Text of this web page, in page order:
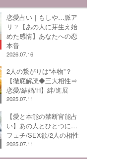
恋愛占い｜もしや…脈ア
リ？【あの人に芽生え始
めた感情】あなたへの恋
本音
2026.07.16
2人の繋がりは“本物”？
【徹底解読◆三大相性⇒
恋愛/結婚/H】絆/進展
2025.07.11
【愛と本能の禁断官能占
い】あの人とひとつに…
フェチ/SEX欲/2人の相性
2025.07.11